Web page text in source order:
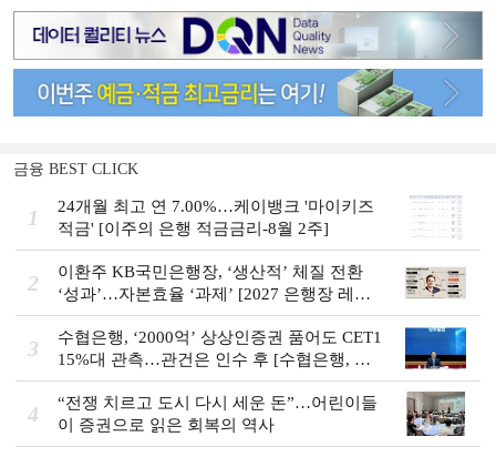
금융 BEST CLICK
1
24개월 최고 연 7.00%…케이뱅크 '마이키즈
적금' [이주의 은행 적금금리-8월 2주]
2
이환주 KB국민은행장, ‘생산적’ 체질 전환
‘성과’…자본효율 ‘과제’ [2027 은행장 레이
스 개막]
3
수협은행, ‘2000억’ 상상인증권 품어도 CET1
15%대 관측…관건은 인수 후 [수협은행, 금
융그룹의 꿈②]
4
“전쟁 치르고 도시 다시 세운 돈”…어린이들
이 증권으로 읽은 회복의 역사